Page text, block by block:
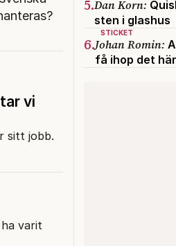
vi
sitt jobb.
varit
5.Dan Korn:
sten i glashus
STICKET
6.Johan Romin:
få ihop det